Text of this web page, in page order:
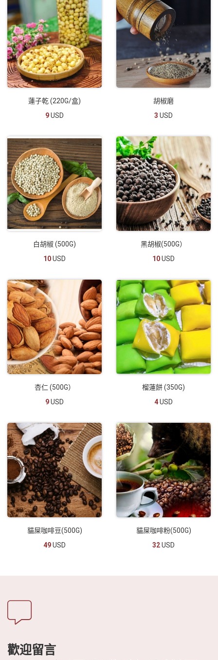
蓮子乾 (220G/盒)
9USD
胡椒磨
3 USD
白胡椒 (500G)
10USD
黑胡椒(500G）
10USD
杏仁 (500G）
9USD
榴蓮餅 (350G)
4USD
貓屎咖啡豆(500G)
49USD
貓屎咖啡粉(500G)
32USD
歡迎留言